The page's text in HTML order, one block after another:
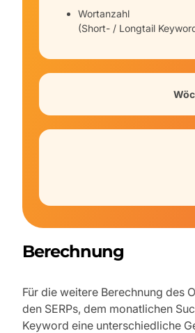
Wortanzahl
(Short- / Longtail
Berechnung
Für die weitere Berechnung des
den SERPs, dem monatlichen
Keyword eine unterschiedliche